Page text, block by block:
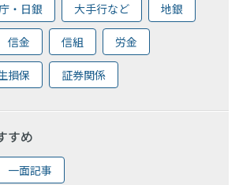
・日銀 大手行など 地銀
信金 信組 労金
損保 証券関係
すめ
一面記事